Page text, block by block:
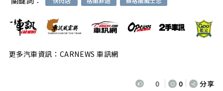
更多汽車資訊：CARNEWS 車訊網
0 0 分享